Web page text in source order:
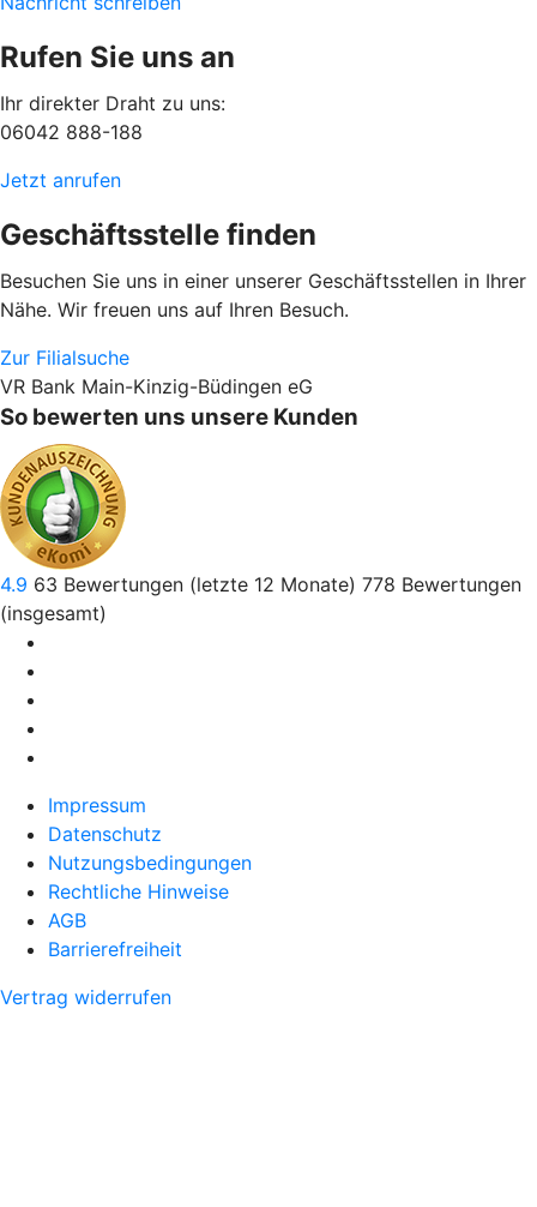
Rufen Sie uns an
Ihr direkter Draht zu uns:
06042 888-188
Jetzt anrufen
Geschäftsstelle finden
Besuchen Sie uns in einer unserer Geschäftsstellen in Ihrer
Nähe. Wir freuen uns auf Ihren Besuch.
Zur Filialsuche
VR Bank Main-Kinzig-Büdingen eG
So bewerten uns unsere Kunden
4.9 63 Bewertungen (letzte 12 Monate) 778 Bewertungen
(insgesamt)
Impressum
Datenschutz
Nutzungsbedingungen
Rechtliche Hinweise
AGB
Barrierefreiheit
Vertrag widerrufen